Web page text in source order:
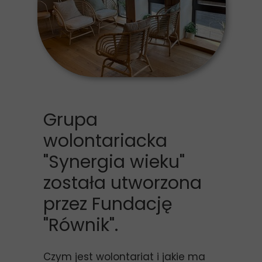
Grupa
wolontariacka
"Synergia wieku"
została utworzona
przez Fundację
"Równik".
Czym jest wolontariat i jakie ma